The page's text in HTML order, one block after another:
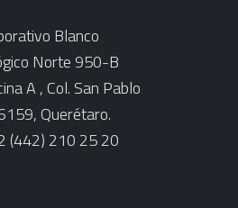
Blanco
Norte 950-B
A , Col. San Pablo
Querétaro.
(442) 210 25 20